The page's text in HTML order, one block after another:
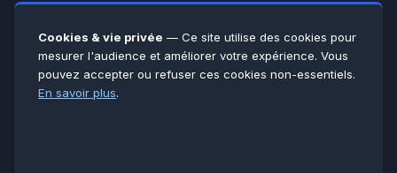
À propos
Réalisations
Avis clients
Témoignages
Cookies & vie privée — Ce site utilise des cookies pour
mesurer l'audience et améliorer votre expérience. Vous
pouvez accepter ou refuser ces cookies non-essentiels.
En savoir plus.